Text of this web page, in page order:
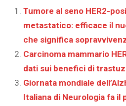
Tumore al seno HER2-
metastatico: efficace il
che significa
Carcinoma mammario
dati sui benefici di
Giornata mondiale
Italiana di Neurologia fa il